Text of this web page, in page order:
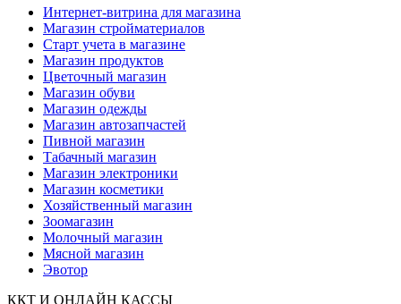
Интернет-витрина для магазина
Магазин стройматериалов
Старт учета в магазине
Магазин продуктов
Цветочный магазин
Магазин обуви
Магазин одежды
Магазин автозапчастей
Пивной магазин
Табачный магазин
Магазин электроники
Магазин косметики
Хозяйственный магазин
Зоомагазин
Молочный магазин
Мясной магазин
Эвотор
ККТ И ОНЛАЙН КАССЫ